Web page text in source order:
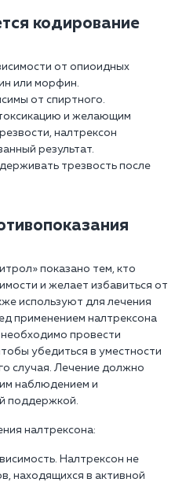
кодирование
от опиоидных
или морфин.
от спиртного.
и желающим
налтрексон
результат.
трезвость после
показано тем, кто
и желает избавиться от
используют для лечения
применением налтрексона
провести
убедиться в уместности
случая. Лечение должно
наблюдением и
поддержкой.
налтрексона:
Налтрексон не
находящихся в активной